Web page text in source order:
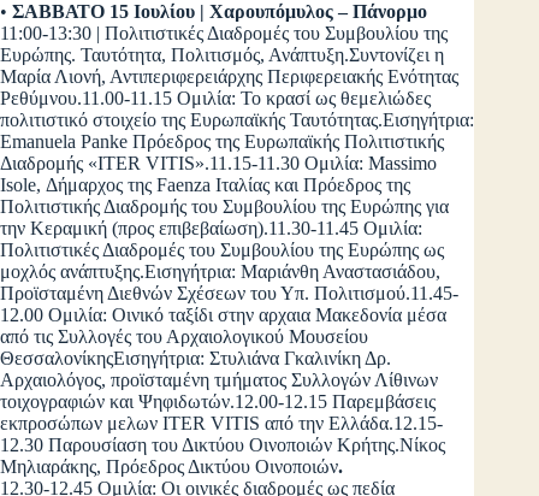
• ΣΑΒΒΑΤΟ 15 Ιουλίου | Χαρουπόμυλος – Πάνορμο
11:00-13:30 | Πολιτιστικές Διαδρομές του Συμβουλίου της
Ευρώπης. Ταυτότητα, Πολιτισμός, Ανάπτυξη.Συντονίζει η
Μαρία Λιονή, Αντιπεριφερειάρχης Περιφερειακής Ενότητας
Ρεθύμνου.11.00-11.15 Ομιλία: Το κρασί ως θεμελιώδες
πολιτιστικό στοιχείο της Ευρωπαϊκής Ταυτότητας.Εισηγήτρια:
Emanuela Panke Πρόεδρος της Ευρωπαϊκής Πολιτιστικής
Διαδρομής «ITER VITIS».11.15-11.30 Ομιλία: Massimo
Isole, Δήμαρχος της Faenza Ιταλίας και Πρόεδρος της
Πολιτιστικής Διαδρομής του Συμβουλίου της Ευρώπης για
την Κεραμική (προς επιβεβαίωση).11.30-11.45 Ομιλία:
Πολιτιστικές Διαδρομές του Συμβουλίου της Ευρώπης ως
μοχλός ανάπτυξης.Εισηγήτρια: Μαριάνθη Αναστασιάδου,
Προϊσταμένη Διεθνών Σχέσεων του Υπ. Πολιτισμού.11.45-
12.00 Ομιλία: Οινικό ταξίδι στην αρχαια Μακεδονία μέσα
από τις Συλλογές του Αρχαιολογικού Μουσείου
ΘεσσαλονίκηςΕισηγήτρια: Στυλιάνα Γκαλινίκη Δρ.
Αρχαιολόγος, προϊσταμένη τμήματος Συλλογών Λίθινων
τοιχογραφιών και Ψηφιδωτών.12.00-12.15 Παρεμβάσεις
εκπροσώπων μελων ITER VITIS από την Ελλάδα.12.15-
12.30 Παρουσίαση του Δικτύου Οινοποιών Κρήτης.Νίκος
Μηλιαράκης, Πρόεδρος Δικτύου Οινοποιών.
12.30-12.45 Ομιλία: Οι οινικές διαδρομές ως πεδία